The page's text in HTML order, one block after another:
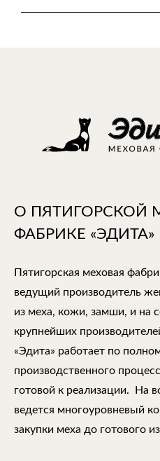
О ПЯТИГОРСКОЙ
ФАБРИКЕ «ЭДИТА»
Пятигорская меховая
ведущий производитель
из меха, кожи, замши, и на
крупнейших
«Эдита» работает по
производственного
готовой к реализации. На
ведется многоуровневый
закупки меха до готового